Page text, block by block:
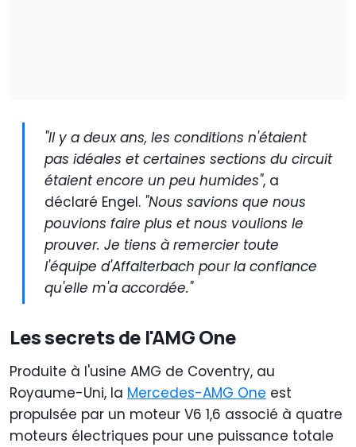
"Il y a deux ans, les conditions n'étaient
pas idéales et certaines sections du circuit
étaient encore un peu humides", a
déclaré Engel. "Nous savions que nous
pouvions faire plus et nous voulions le
prouver. Je tiens à remercier toute
l'équipe d'Affalterbach pour la confiance
qu'elle m'a accordée."
Les secrets de l'AMG One
Produite à l'usine AMG de Coventry, au
Royaume-Uni, la Mercedes-AMG One est
propulsée par un moteur V6 1,6 associé à quatre
moteurs électriques pour une puissance totale